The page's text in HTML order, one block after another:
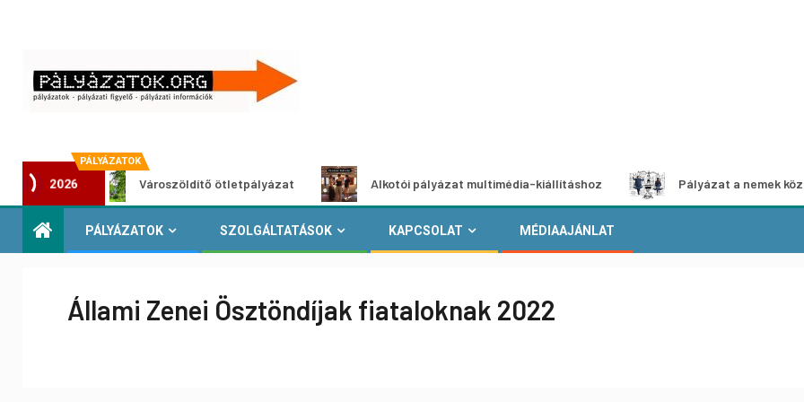
PÁLYÁZATOK
2026Városzöldítő ötletpályázat Alkotói pályázat multimédia-kiállításhoz Pályázat a nemek közötti
PÁLYÁZATOK SZOLGÁLTATÁSOK KAPCSOLAT MÉDIAAJÁNLAT
Állami Zenei Ösztöndíjak fiataloknak 2022